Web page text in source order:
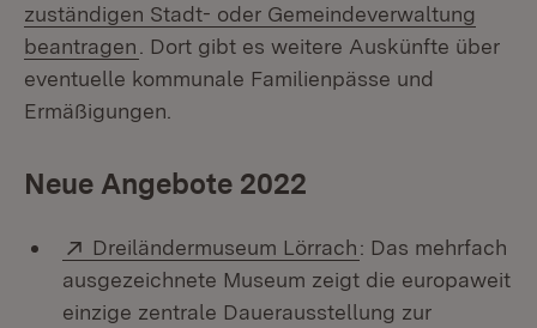
zuständigen Stadt- oder Gemeindeverwaltung
beantragen (Öffnet in neuem Fenster)
. Dort gibt es weitere Auskünfte über
eventuelle kommunale Familienpässe und
Ermäßigungen.
Neue Angebote 2022
Extern:
Dreiländermuseum Lörrach(Öffnet in neuem
: Das mehrfach
ausgezeichnete Museum zeigt die europaweit
einzige zentrale Dauerausstellung zur